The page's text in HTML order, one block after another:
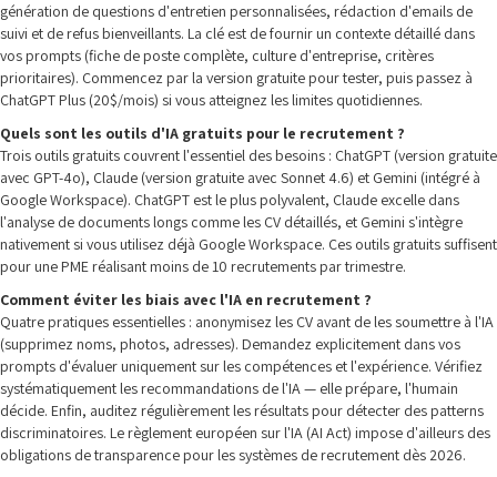
génération de questions d'entretien personnalisées, rédaction d'emails de
suivi et de refus bienveillants. La clé est de fournir un contexte détaillé dans
vos prompts (fiche de poste complète, culture d'entreprise, critères
prioritaires). Commencez par la version gratuite pour tester, puis passez à
ChatGPT Plus (20$/mois) si vous atteignez les limites quotidiennes.
Quels sont les outils d'IA gratuits pour le recrutement ?
Trois outils gratuits couvrent l'essentiel des besoins : ChatGPT (version gratuite
avec GPT-4o), Claude (version gratuite avec Sonnet 4.6) et Gemini (intégré à
Google Workspace). ChatGPT est le plus polyvalent, Claude excelle dans
l'analyse de documents longs comme les CV détaillés, et Gemini s'intègre
nativement si vous utilisez déjà Google Workspace. Ces outils gratuits suffisent
pour une PME réalisant moins de 10 recrutements par trimestre.
Comment éviter les biais avec l'IA en recrutement ?
Quatre pratiques essentielles : anonymisez les CV avant de les soumettre à l'IA
(supprimez noms, photos, adresses). Demandez explicitement dans vos
prompts d'évaluer uniquement sur les compétences et l'expérience. Vérifiez
systématiquement les recommandations de l'IA — elle prépare, l'humain
décide. Enfin, auditez régulièrement les résultats pour détecter des patterns
discriminatoires. Le règlement européen sur l'IA (AI Act) impose d'ailleurs des
obligations de transparence pour les systèmes de recrutement dès 2026.